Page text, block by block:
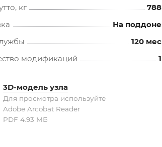
кг
788
На поддоне
120 мес
модификаций
1
3D-модель узла
Для просмотра используйте
Adobe Arcobat Reader
PDF 4.93 MБ